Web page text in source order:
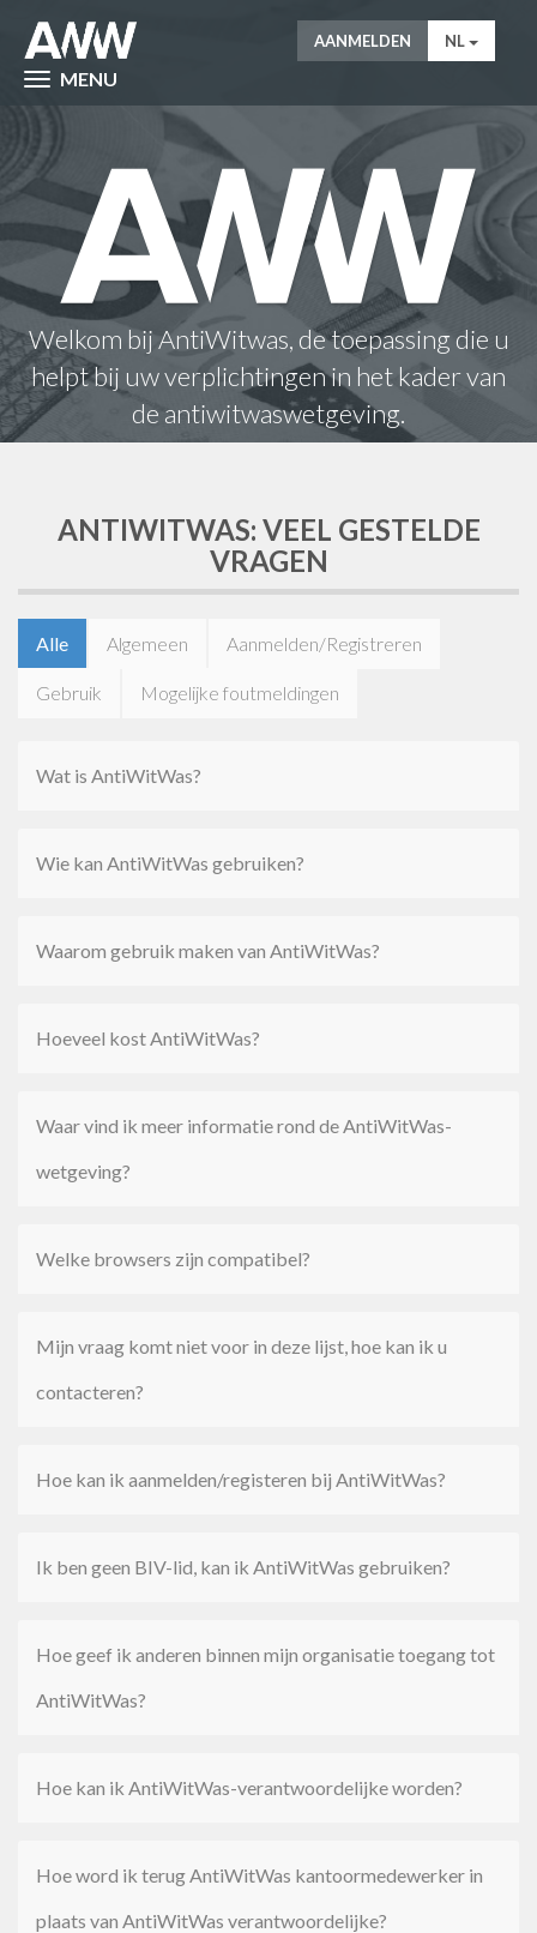
MENU
AANMELDEN NL
Welkom bij AntiWitwas, de toepassing die u
helpt bij uw verplichtingen in het kader van
de antiwitwaswetgeving.
ANTIWITWAS: VEEL GESTELDE
VRAGEN
Alle Algemeen Aanmelden/Registreren
Gebruik Mogelijke foutmeldingen
Wat is AntiWitWas?
Wie kan AntiWitWas gebruiken?
Waarom gebruik maken van AntiWitWas?
Hoeveel kost AntiWitWas?
Waar vind ik meer informatie rond de AntiWitWas-
wetgeving?
Welke browsers zijn compatibel?
Mijn vraag komt niet voor in deze lijst, hoe kan ik u
contacteren?
Hoe kan ik aanmelden/registeren bij AntiWitWas?
Ik ben geen BIV-lid, kan ik AntiWitWas gebruiken?
Hoe geef ik anderen binnen mijn organisatie toegang tot
AntiWitWas?
Hoe kan ik AntiWitWas-verantwoordelijke worden?
Hoe word ik terug AntiWitWas kantoormedewerker in
plaats van AntiWitWas verantwoordelijke?